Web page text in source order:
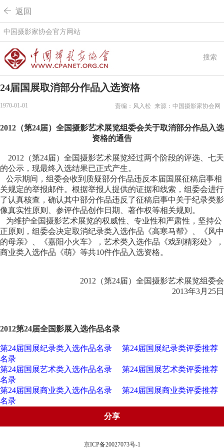
 返回
中国摄影家协会官方网站
搜索
24届国展取消部分作品入选资格
1970-01-01 来源：中国摄影家协会网
责编：风入松
2012（第24届）全国摄影艺术展览组委会关于取消部分作品入选
资格的通告
2012（第24届）全国摄影艺术展览经过两个阶段的评选、七天
的公示，现最终入选结果已正式产生。
公示期间，组委会收到质疑部分作品违反本届国展征稿启事相
关规定的举报邮件。根据举报人提供的证据和线索，组委会进行
了认真核查，确认其中部分作品违反了征稿启事中关于纪录类影
像真实性原则、参评作品创作日期、著作权等相关规则。
为维护全国摄影艺术展览的权威性、专业性和严肃性，坚持公
正原则，组委会决定取消纪录类入选作品《高寒马帮》、《风中
的母亲》、《嘉阳小火车》，艺术类入选作品《戏到精彩处》，
商业类入选作品《萌》等共10件作品入选资格。
2012（第24届）全国摄影艺术展览组委会
2013年3月25日
2012第24届全国影展入选作品名录
第24届国展纪录类入选作品名录
第24届国展纪录类评委推荐
名录
第24届国展艺术类入选作品名录
第24届国展艺术类评委推荐
名录
第24届国展商业类入选作品名录
第24届国展商业类评委推荐
名录
分享
京ICP备20027073号-1